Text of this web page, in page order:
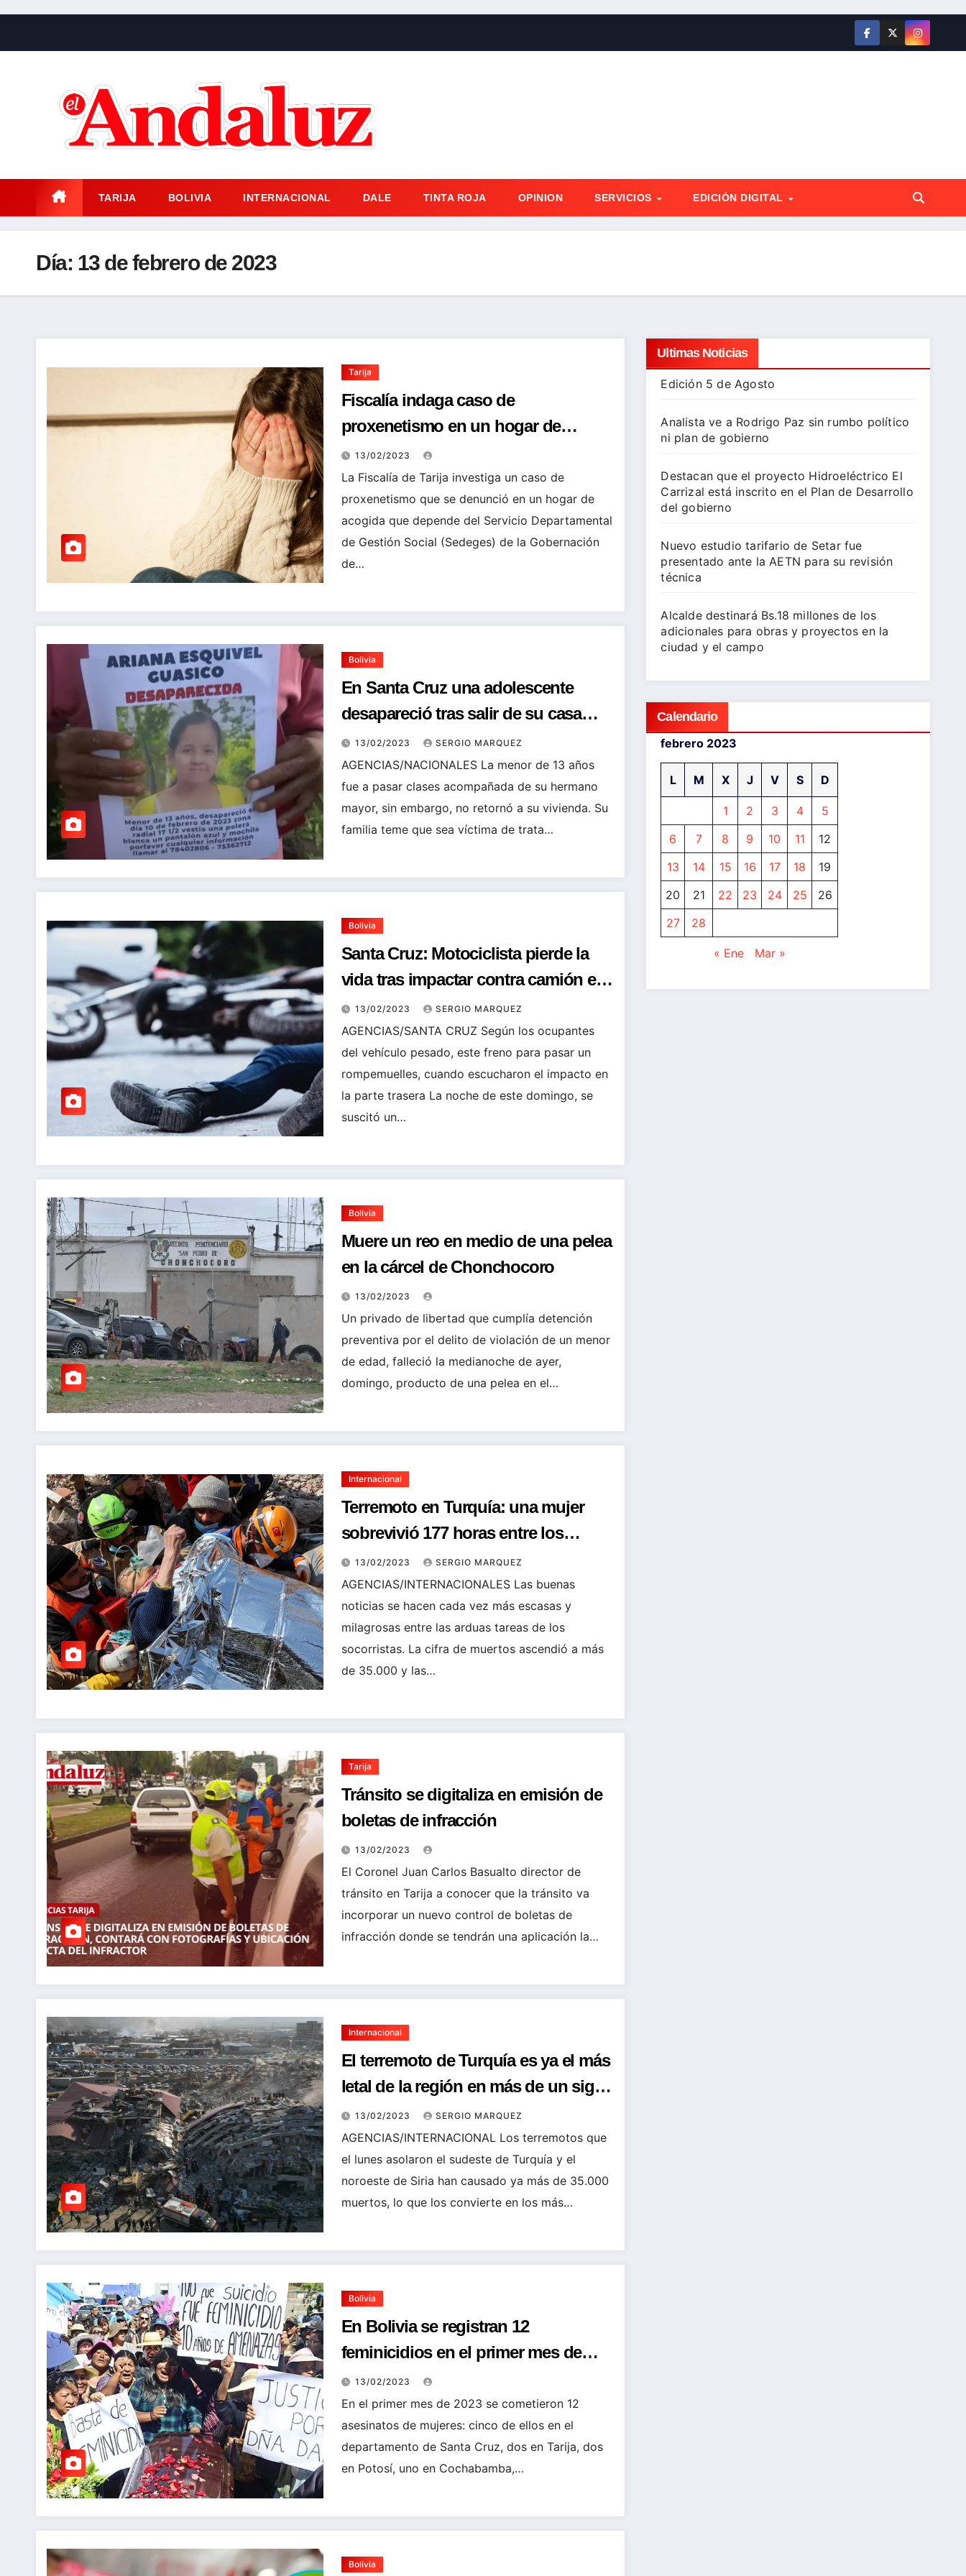
contenido
TARIJA BOLIVIA INTERNACIONAL DALE TINTA ROJA OPINION SERVICIOS EDICIÓN DIGITAL
Día: 13 de febrero de 2023
Tarija
Fiscalía indaga caso de
proxenetismo en un hogar de
acogida de Tarija; una menor fue
enviada a un centro de reclusión
13/02/2023
La Fiscalía de Tarija investiga un caso de
proxenetismo que se denunció en un hogar de
acogida que depende del Servicio Departamental
de Gestión Social (Sedeges) de la Gobernación
de…
Bolivia
En Santa Cruz una adolescente
desapareció tras salir de su casa
rumbo a su unidad educativa
13/02/2023 SERGIO MARQUEZ
AGENCIAS/NACIONALES La menor de 13 años
fue a pasar clases acompañada de su hermano
mayor, sin embargo, no retornó a su vivienda. Su
familia teme que sea víctima de trata…
Bolivia
Santa Cruz: Motociclista pierde la
vida tras impactar contra camión en
la vía entre Puerto Paila y Cotoca
13/02/2023 SERGIO MARQUEZ
AGENCIAS/SANTA CRUZ Según los ocupantes
del vehículo pesado, este freno para pasar un
rompemuelles, cuando escucharon el impacto en
la parte trasera La noche de este domingo, se
suscitó un…
Bolivia
Muere un reo en medio de una pelea
en la cárcel de Chonchocoro
13/02/2023
Un privado de libertad que cumplía detención
preventiva por el delito de violación de un menor
de edad, falleció la medianoche de ayer,
domingo, producto de una pelea en el…
Internacional
Terremoto en Turquía: una mujer
sobrevivió 177 horas entre los
escombros y fue rescatada una
semana después
13/02/2023 SERGIO MARQUEZ
AGENCIAS/INTERNACIONALES Las buenas
noticias se hacen cada vez más escasas y
milagrosas entre las arduas tareas de los
socorristas. La cifra de muertos ascendió a más
de 35.000 y las…
Tarija
Tránsito se digitaliza en emisión de
boletas de infracción
13/02/2023
El Coronel Juan Carlos Basualto director de
tránsito en Tarija a conocer que la tránsito va
incorporar un nuevo control de boletas de
infracción donde se tendrán una aplicación la…
Internacional
El terremoto de Turquía es ya el más
letal de la región en más de un siglo
con más de 35.000 muertos
13/02/2023 SERGIO MARQUEZ
AGENCIAS/INTERNACIONAL Los terremotos que
el lunes asolaron el sudeste de Turquía y el
noroeste de Siria han causado ya más de 35.000
muertos, lo que los convierte en los más…
Bolivia
En Bolivia se registran 12
feminicidios en el primer mes de
2023
13/02/2023
En el primer mes de 2023 se cometieron 12
asesinatos de mujeres: cinco de ellos en el
departamento de Santa Cruz, dos en Tarija, dos
en Potosí, uno en Cochabamba,…
Bolivia
Ultimas Noticias
Edición 5 de Agosto
Analista ve a Rodrigo Paz sin rumbo político
ni plan de gobierno
Destacan que el proyecto Hidroeléctrico El
Carrizal está inscrito en el Plan de Desarrollo
del gobierno
Nuevo estudio tarifario de Setar fue
presentado ante la AETN para su revisión
técnica
Alcalde destinará Bs.18 millones de los
adicionales para obras y proyectos en la
ciudad y el campo
Calendario
febrero 2023
L M X J V S D
1 2 3 4
5
6
7 8 9 10 11
12
13
14 15 16 17 18
19
20
21 22 23 24 25
26
27
28
« Ene Mar »